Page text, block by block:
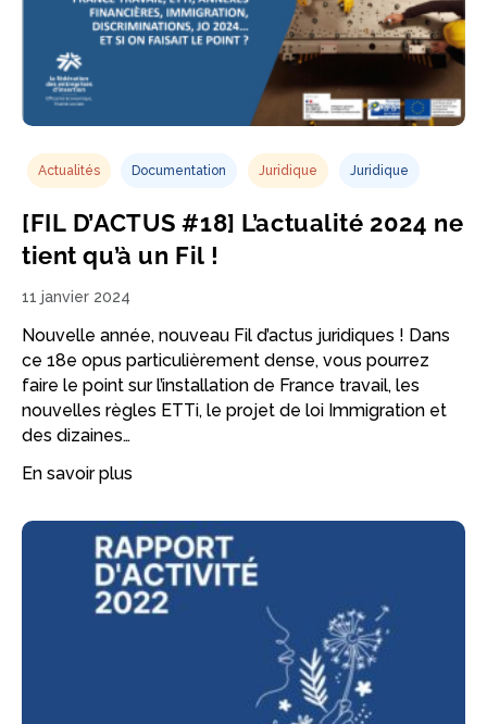
Actualités Documentation Juridique Juridique
[FIL D’ACTUS #18] L’actualité 2024 ne
tient qu’à un Fil !
11 janvier 2024
Nouvelle année, nouveau Fil d’actus juridiques ! Dans
ce 18e opus particulièrement dense, vous pourrez
faire le point sur l’installation de France travail, les
nouvelles règles ETTi, le projet de loi Immigration et
des dizaines…
En savoir plus